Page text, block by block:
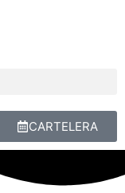
CARTELERA